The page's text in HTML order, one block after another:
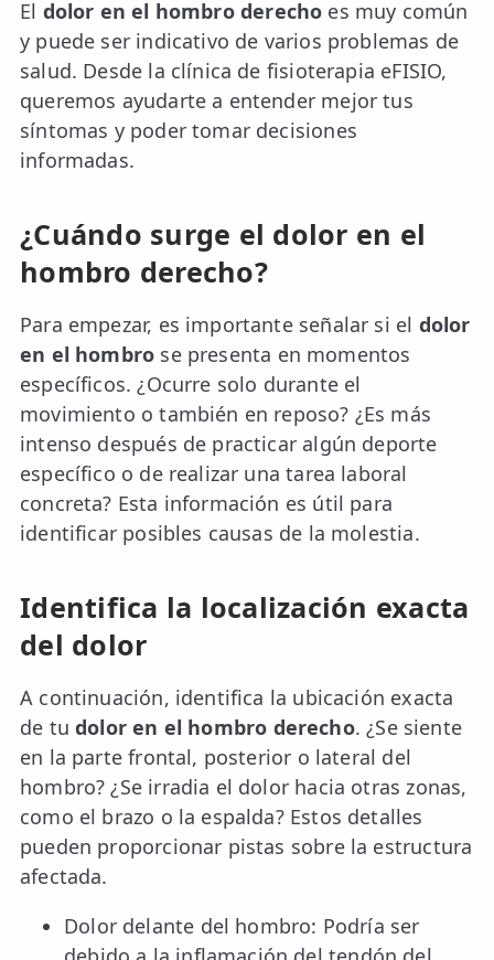
El dolor en el hombro derecho es muy común
y puede ser indicativo de varios problemas de
salud. Desde la clínica de fisioterapia eFISIO,
queremos ayudarte a entender mejor tus
síntomas y poder tomar decisiones
informadas.
¿Cuándo surge el dolor en el
hombro derecho?
Para empezar, es importante señalar si el dolor
en el hombro se presenta en momentos
específicos. ¿Ocurre solo durante el
movimiento o también en reposo? ¿Es más
intenso después de practicar algún deporte
específico o de realizar una tarea laboral
concreta? Esta información es útil para
identificar posibles causas de la molestia.
Identifica la localización exacta
del dolor
A continuación, identifica la ubicación exacta
de tudolor en el hombro derecho. ¿Se siente
en la parte frontal, posterior o lateral del
hombro? ¿Se irradia el dolor hacia otras zonas,
como el brazo o la espalda? Estos detalles
pueden proporcionar pistas sobre la estructura
afectada.
Dolor delante del hombro: Podría ser